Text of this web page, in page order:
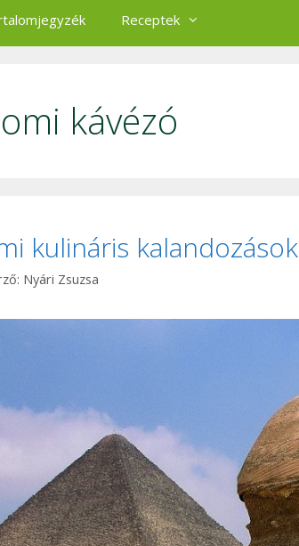
Receptek
kávézó
kulináris kalandozások
Nyári Zsuzsa